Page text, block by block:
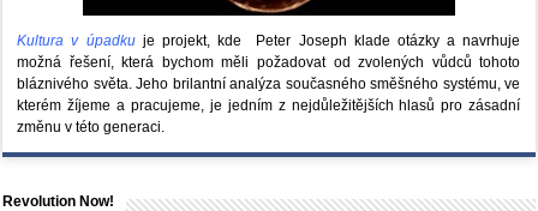
Kultura v úpadkuje projekt, kde Peter Joseph klade otázky a navrhuje
možná řešení, která bychom měli požadovat od zvolených vůdců tohoto
bláznivého světa. Jeho brilantní analýza současného směšného systému, ve
kterém žíjeme a pracujeme, je jedním z nejdůležitějších hlasů pro zásadní
změnu v této generaci.
Revolution Now!